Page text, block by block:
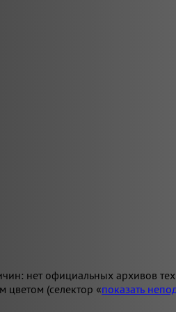
нет официальных архивов
(селектор «показать